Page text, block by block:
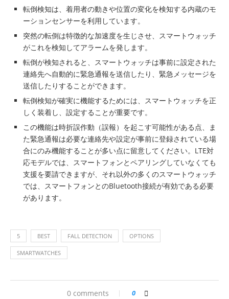
転倒検知は、着用者の動きや位置の変化を検知する内蔵のモ
ーションセンサーを利用しています。
突然の転倒は特徴的な加速度を生じさせ、スマートウォッチ
がこれを検知してアラームを発します。
転倒が検知されると、スマートウォッチは事前に設定された
連絡先へ自動的に緊急通報を送信したり、緊急メッセージを
送信したりすることができます。
転倒検知が確実に機能するためには、スマートウォッチを正
しく装着し、設定することが重要です。
この機能は時折誤作動（誤報）を起こす可能性がある点、ま
た緊急通報は必要な連絡先や設定が事前に登録されている場
合にのみ機能することが多い点に留意してください。LTE対
応モデルでは、スマートフォンとペアリングしていなくても
支援を要請できますが、それ以外の多くのスマートウォッチ
では、スマートフォンとのBluetooth接続が有効である必要
があります。
5 BEST FALL DETECTION OPTIONS
SMARTWATCHES
0 comments 0